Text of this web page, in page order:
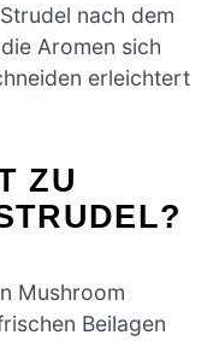
nach dem
Aromen sich
erleichtert
ZU
Mushroom
Beilagen